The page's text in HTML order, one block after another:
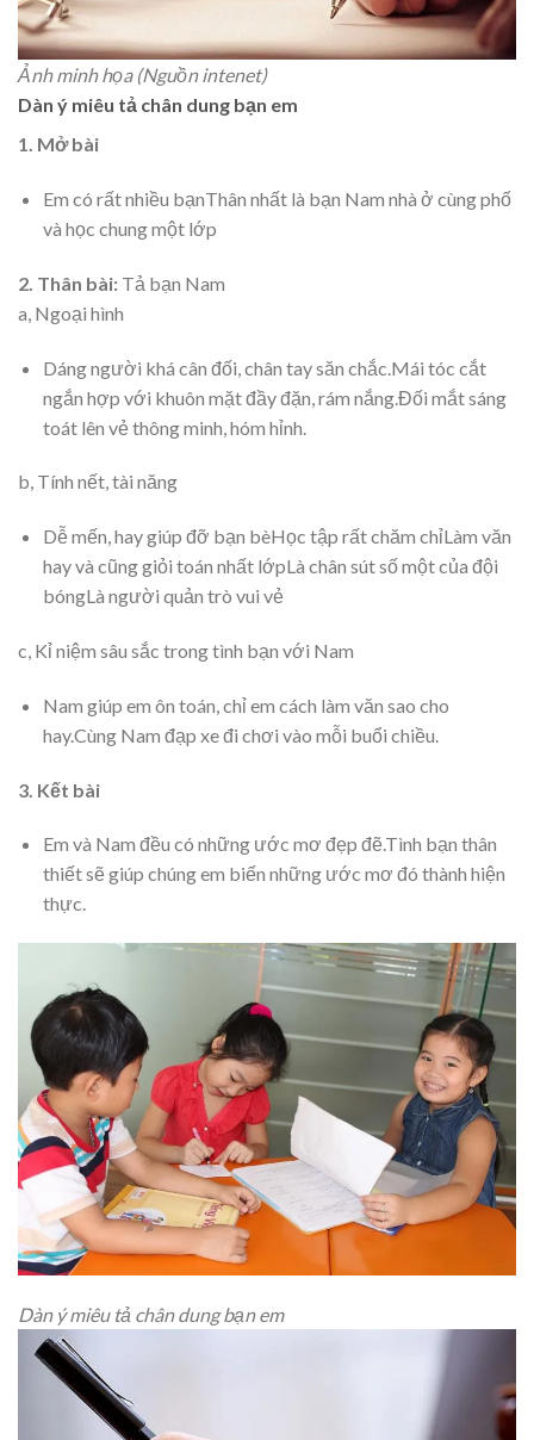
Ảnh minh họa (Nguồn intenet)
Dàn ý miêu tả chân dung bạn em
1. Mở bài
Em có rất nhiều bạnThân nhất là bạn Nam nhà ở cùng phố
và học chung một lớp
2. Thân bài: Tả bạn Nam
a, Ngoại hình
Dáng người khá cân đối, chân tay săn chắc.Mái tóc cắt
ngắn hợp với khuôn mặt đầy đặn, rám nắng.Đối mắt sáng
toát lên vẻ thông minh, hóm hỉnh.
b, Tính nết, tài năng
Dễ mến, hay giúp đỡ bạn bèHọc tập rất chăm chỉLàm văn
hay và cũng giỏi toán nhất lớpLà chân sút số một của đội
bóngLà người quản trò vui vẻ
c, Kỉ niệm sâu sắc trong tình bạn với Nam
Nam giúp em ôn toán, chỉ em cách làm văn sao cho
hay.Cùng Nam đạp xe đi chơi vào mỗi buổi chiều.
3. Kết bài
Em và Nam đều có những ước mơ đẹp đẽ.Tình bạn thân
thiết sẽ giúp chúng em biến những ước mơ đó thành hiện
thực.
Dàn ý miêu tả chân dung bạn em